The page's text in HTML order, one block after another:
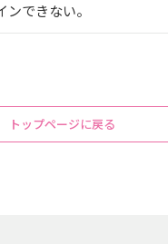
できない。
トップページに戻る